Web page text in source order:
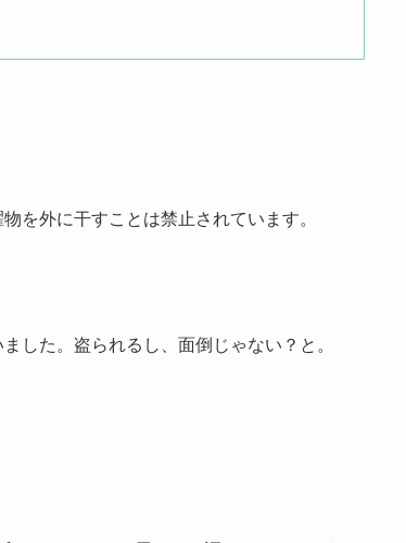
を外に干すことは禁止されています。